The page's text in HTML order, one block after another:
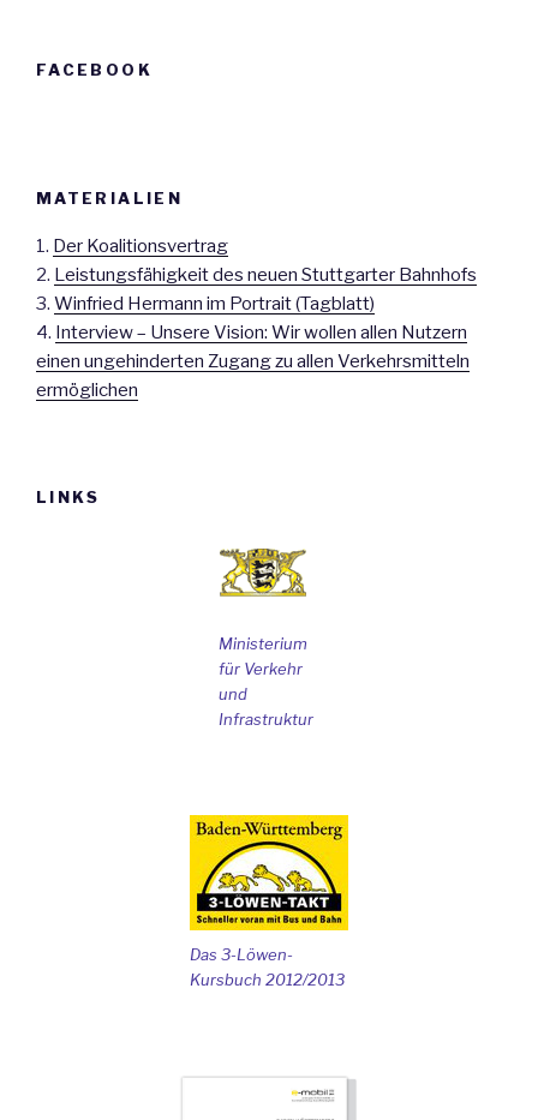
FACEBOOK
MATERIALIEN
1. Der Koalitionsvertrag
2. Leistungsfähigkeit des neuen Stuttgarter Bahnhofs
3. Winfried Hermann im Portrait (Tagblatt)
4. Interview – Unsere Vision: Wir wollen allen Nutzern
einen ungehinderten Zugang zu allen Verkehrsmitteln
ermöglichen
LINKS
Ministerium
für Verkehr
und
Infrastruktur
Das 3-Löwen-
Kursbuch 2012/2013